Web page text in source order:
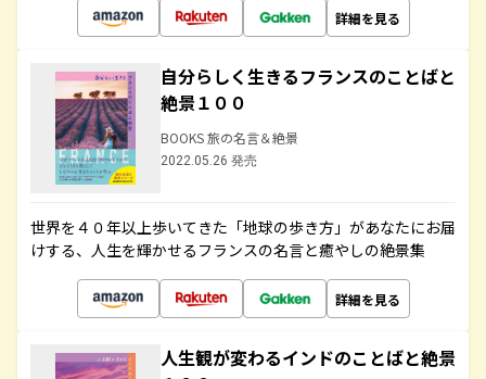
詳細を見る
自分らしく生きるフランスのことばと
絶景１００
BOOKS 旅の名言＆絶景
2022.05.26 発売
世界を４０年以上歩いてきた「地球の歩き方」があなたにお届
けする、人生を輝かせるフランスの名言と癒やしの絶景集
詳細を見る
人生観が変わるインドのことばと絶景